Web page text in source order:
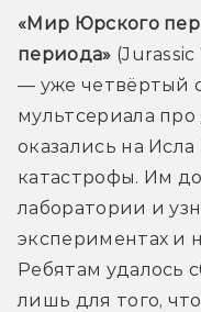
«Мир Юрского
периода»
— уже четвёртый
мультсериала
оказались на
катастрофы. Им
лаборатории и
экспериментах и
Ребятам удалось
лишь для того,